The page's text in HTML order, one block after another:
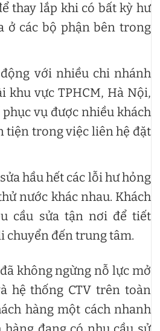
thay lắp khi có bất kỳ hư
ở các bộ phận bên trong
với nhiều chi nhánh
khu vực TPHCM, Hà Nội,
phục vụ được nhiều khách
tiện trong việc liên hệ đặt
hầu hết các lỗi hư hỏng
nước khác nhau. Khách
cầu sửa tận nơi để tiết
chuyển đến trung tâm.
không ngừng nỗ lực mở
hệ thống CTV trên toàn
hàng một cách nhanh